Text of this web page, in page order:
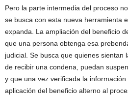
Pero la parte intermedia del proceso
se busca con esta nueva herramienta
expanda. La ampliación del beneficio
que una persona obtenga esa
judicial. Se busca que quienes sientan
de recibir una condena, puedan
y que una vez verificada la
aplicación del beneficio alterno al